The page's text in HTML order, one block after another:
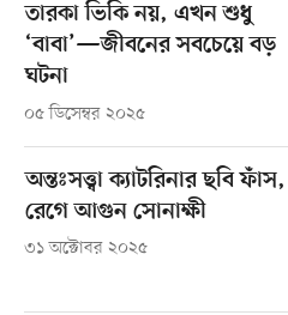
তারকা ভিকি নয়, এখন শুধু
‘বাবা’—জীবনের সবচেয়ে বড়
ঘটনা
০৫ ডিসেম্বর ২০২৫
অন্তঃসত্ত্বা ক্যাটরিনার ছবি ফাঁস,
রেগে আগুন সোনাক্ষী
৩১ অক্টোবর ২০২৫